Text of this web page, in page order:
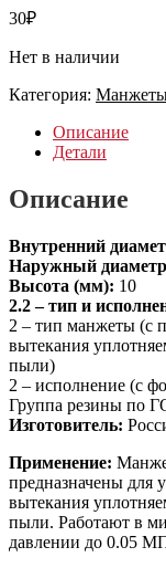
30₽
Нет в наличии
Категория:
Описание
Детали
Описание
Внутренний
Наружный
Высота (мм): 10
2.2 – тип и
2 – тип манжеты (с
вытекания
пыли)
2 – исполнение (с
Группа резины по
Изготовитель:
Применение:
предназначены для
вытекания
пыли. Работают в
давлении до 0.05